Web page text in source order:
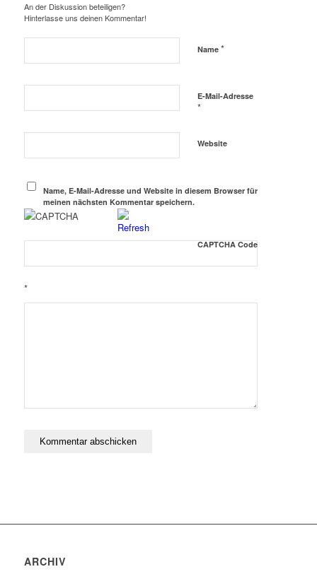
An der Diskussion beteiligen?
Hinterlasse uns deinen Kommentar!
Name *
E-Mail-Adresse
*
Website
Name, E-Mail-Adresse und Website in diesem Browser für
meinen nächsten Kommentar speichern.
CAPTCHA Code
*
ARCHIV